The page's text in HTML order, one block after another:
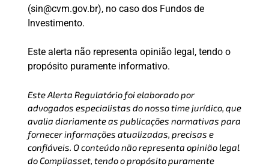
(sin@cvm.gov.br), no caso dos Fundos de
Investimento.
Este alerta não representa opinião legal, tendo o
propósito puramente informativo.
Este Alerta Regulatório foi elaborado por
advogados especialistas do nosso time jurídico, que
avalia diariamente as publicações normativas para
fornecer informações atualizadas, precisas e
confiáveis. O conteúdo não representa opinião legal
do Compliasset, tendo o propósito puramente